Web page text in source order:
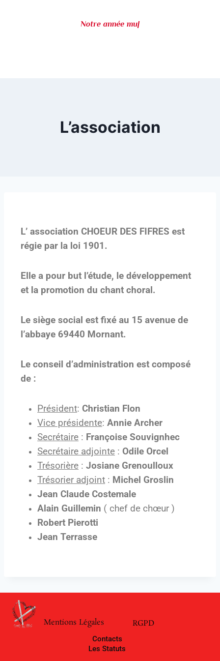
Notre année mus|
L’association
L’ association CHOEUR DES FIFRES est
régie par la loi 1901.
Elle a pour but l’étude, le développement
et la promotion du chant choral.
Le siège social est fixé au 15 avenue de
l’abbaye 69440 Mornant.
Le conseil d’administration est composé
de :
Président: Christian Flon
Vice présidente: Annie Archer
Secrétaire : Françoise Souvignhec
Secrétaire adjointe : Odile Orcel
Trésorière : Josiane Grenoulloux
Trésorier adjoint : Michel Groslin
Jean Claude Costemale
Alain Guillemin ( chef de chœur )
Robert Pierotti
Jean Terrasse
Mentions Légales RGPD
Contacts
Les Statuts